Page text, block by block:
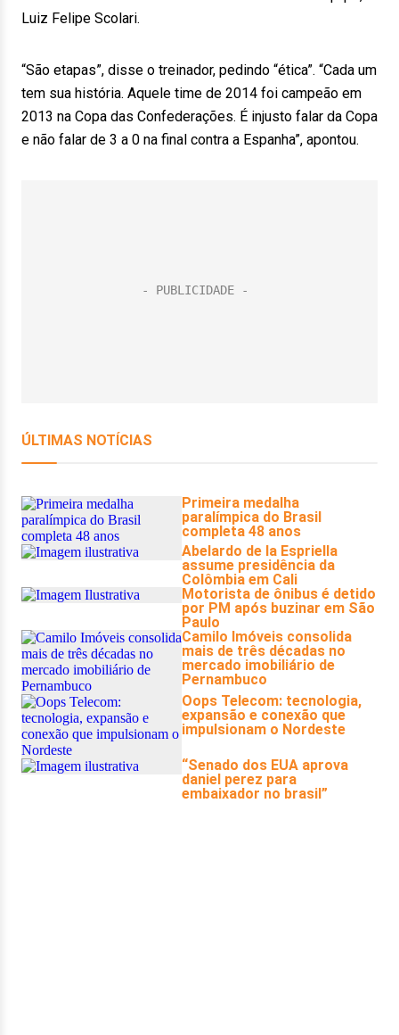
Luiz Felipe Scolari.
“São etapas”, disse o treinador, pedindo “ética”. “Cada um
tem sua história. Aquele time de 2014 foi campeão em
2013 na Copa das Confederações. É injusto falar da Copa
e não falar de 3 a 0 na final contra a Espanha”, apontou.